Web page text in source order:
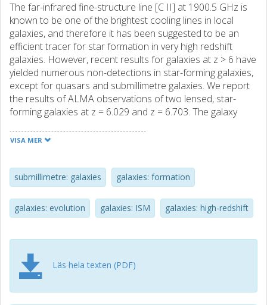
The far-infrared fine-structure line [C II] at 1900.5 GHz is
known to be one of the brightest cooling lines in local
galaxies, and therefore it has been suggested to be an
efficient tracer for star formation in very high redshift
galaxies. However, recent results for galaxies at z > 6 have
yielded numerous non-detections in star-forming galaxies,
except for quasars and submillimetre galaxies. We report
the results of ALMA observations of two lensed, star-
forming galaxies at z = 6.029 and z = 6.703. The galaxy
yr(-1) and magnification of mu = 11.4 +/- 1.9) shows a line
0.4 M-circle dot yr(-1) and mu = 100 +/- 20) we provide an
upper limit of L-[C II] < 3 x 10(5) L-circle dot, which is 1 dex
below the local SFR-L-[C II] relations. The results are
consistent with predictions for low-metallicity galaxies at z
of decreasing L-[CII]. The detection of A383-5.1 is
encouraging and suggests that detections are possible,
but much fainter than initially predicted.
VISA MER
submillimetre: galaxies galaxies: formation
galaxies: evolution galaxies: ISM galaxies: high-redshift
Läs hela texten (PDF)